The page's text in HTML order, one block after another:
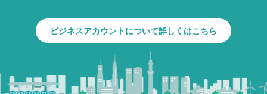
ビジネスアカウントについて詳しくはこちら